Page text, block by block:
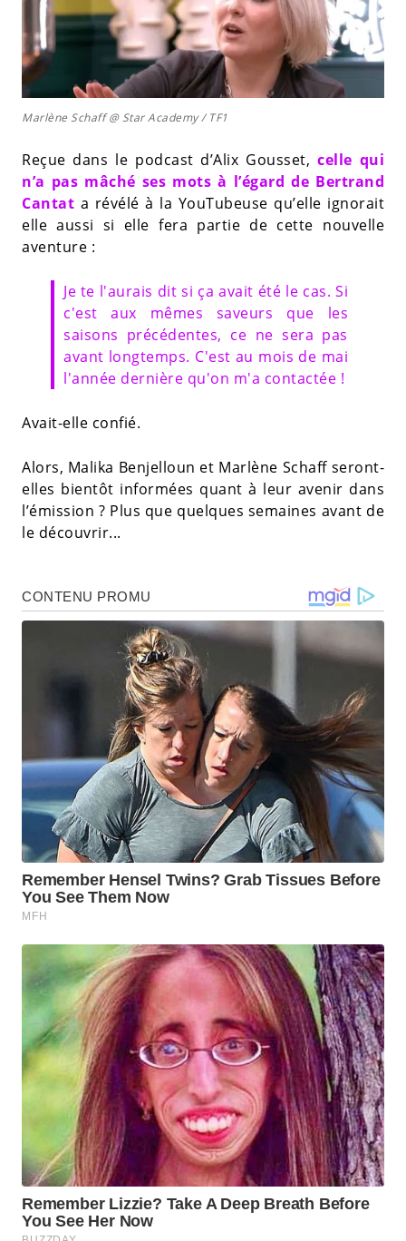
Marlène Schaff @ Star Academy / TF1
Reçue dans le podcast d’Alix Gousset,celle qui
n’a pas mâché ses mots à l’égard de Bertrand
Cantat a révélé à la YouTubeuse qu’elle ignorait
elle aussi si elle fera partie de cette nouvelle
aventure :
Je te l'aurais dit si ça avait été le cas. Si
c'est aux mêmes saveurs que les
saisons précédentes, ce ne sera pas
avant longtemps. C'est au mois de mai
l'année dernière qu'on m'a contactée !
Avait-elle confié.
Alors, Malika Benjelloun et Marlène Schaff seront-
elles bientôt informées quant à leur avenir dans
l’émission ? Plus que quelques semaines avant de
le découvrir...